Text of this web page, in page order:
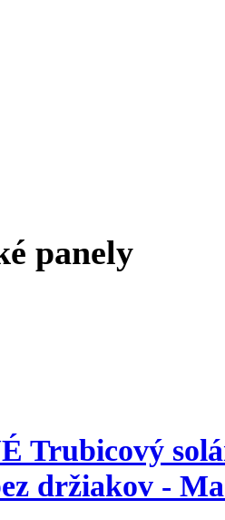
panely
Trubicový
držiakov -